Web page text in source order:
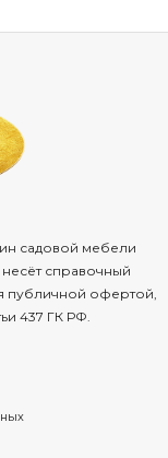
садовой мебели
справочный
публичной офертой,
437 ГК РФ.